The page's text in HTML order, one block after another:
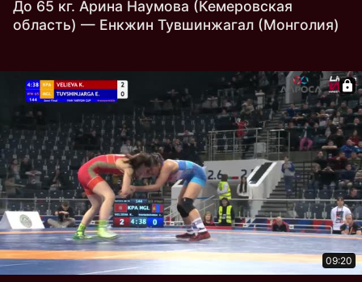
До 65 кг. Арина Наумова (Кемеровская
область) — Енкжин Тувшинжагал (Монголия)
09:20